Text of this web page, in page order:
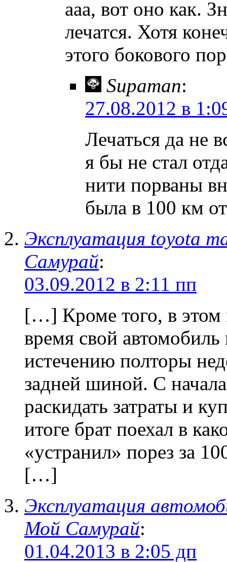
ааа, вот оно как.
лечатся. Хотя
этого бокового
Supaman:
27.08.2012 в
Лечаться да не
я бы не стал
нити порваны
была в 100 км
Эксплуатация toyota
Самурай:
03.09.2012 в 2:11 пп
[…] Кроме того, в этом
время свой
истечению полторы
задней шиной. С
раскидать затраты и
итоге брат поехал в
«устранил» порез за
[…]
Эксплуатация
Мой Самурай:
01.04.2013 в 2:05 дп